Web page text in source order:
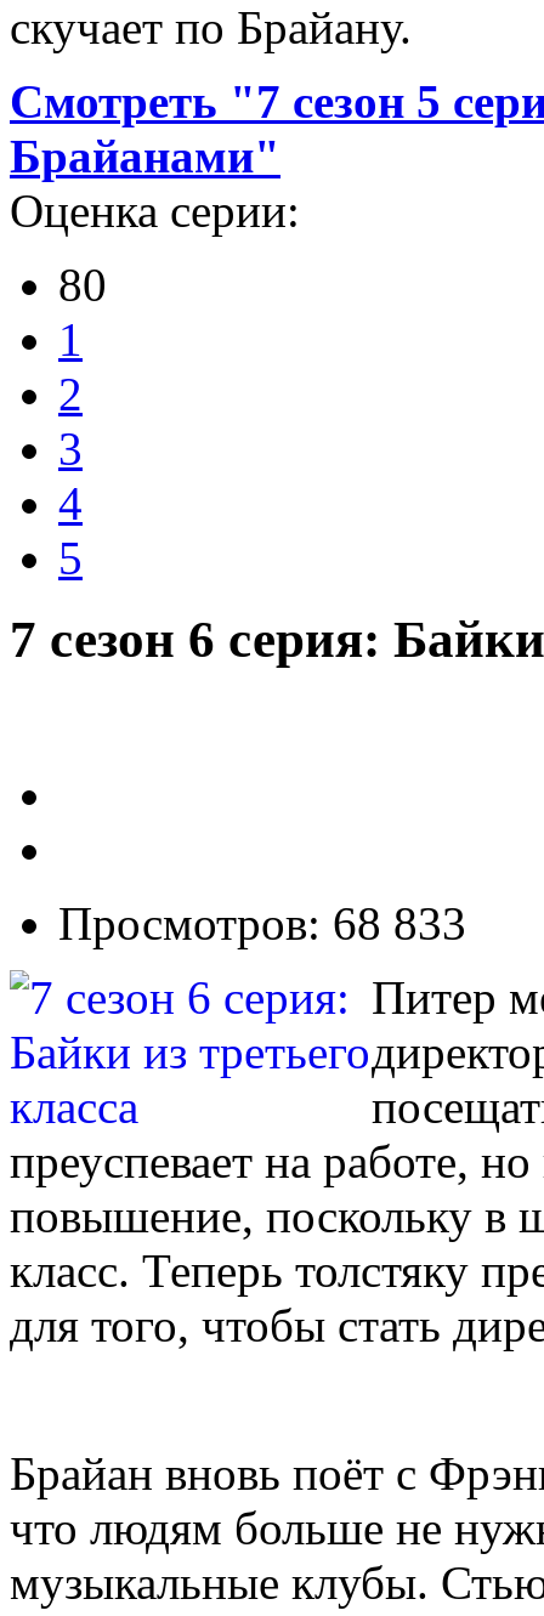
скучает по Брайану.
Смотреть "7 сезон 5
Брайанами"
Оценка серии:
80
1
2
3
4
5
7 сезон 6 серия:
Просмотров: 68 833
Питер
преуспевает на работе,
повышение, поскольку в
класс. Теперь толстяку
для того, чтобы стать
Брайан вновь поёт с
что людям больше не
музыкальные клубы.